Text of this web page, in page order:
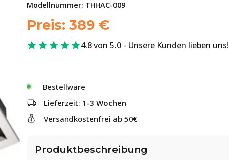
Modellnummer: THHAC-009
Preis: 389 €
4.8 von 5.0 - Unsere Kunden lieben uns!
Bestellware
Lieferzeit: 1-3 Wochen
Versandkostenfrei ab 50€
Produktbeschreibung